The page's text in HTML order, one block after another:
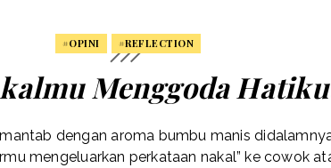
#OPINI #REFLECTION
Menggoda
dengan aroma bumbu manis
mengeluarkan perkataan nakal” ke cowok